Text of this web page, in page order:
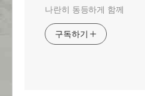
나란히 동등하게 함께
구독하기